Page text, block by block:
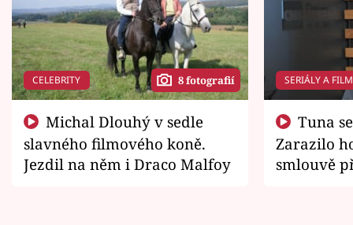
CELEBRITY 8 fotografií
slavného filmového koně.
Jezdil na něm i Draco Malfoy
SERIÁLY A
Zarazilo
smlouvě